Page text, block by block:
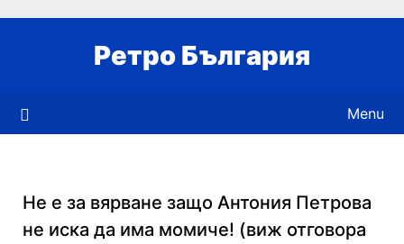
Ретро България
Menu
Не е за вярване защо Антония Петрова
не иска да има момиче! (виж отговора